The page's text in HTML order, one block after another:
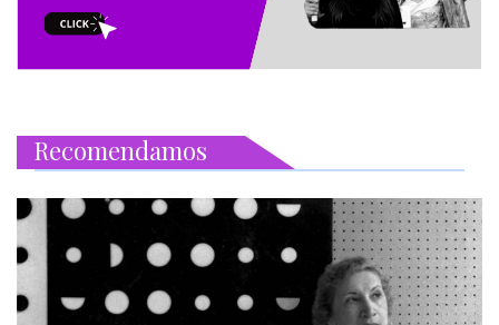
Recomendamos